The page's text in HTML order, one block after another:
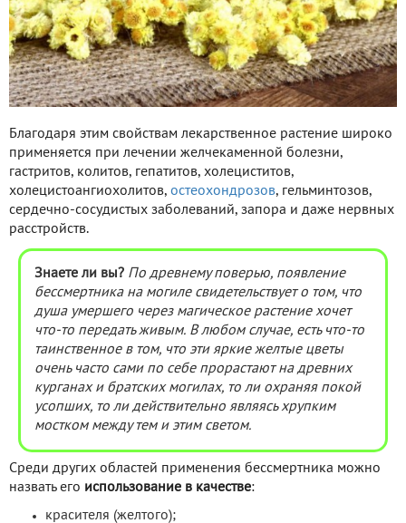
Благодаря этим свойствам лекарственное растение широко
применяется при лечении желчекаменной болезни,
гастритов, колитов, гепатитов, холециститов,
холецистоангиохолитов, остеохондрозов, гельминтозов,
сердечно-сосудистых заболеваний, запора и даже нервных
расстройств.
Знаете ли вы? По древнему поверью, появление
бессмертника на могиле свидетельствует о том, что
душа умершего через магическое растение хочет
что-то передать живым. В любом случае, есть что-то
таинственное в том, что эти яркие желтые цветы
очень часто сами по себе прорастают на древних
курганах и братских могилах, то ли охраняя покой
усопших, то ли действительно являясь хрупким
мостком между тем и этим светом.
Среди других областей применения бессмертника можно
назвать его использование в качестве:
красителя (желтого);